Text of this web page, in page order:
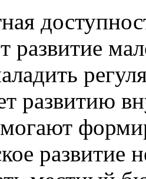
развитие
развитию
развитие